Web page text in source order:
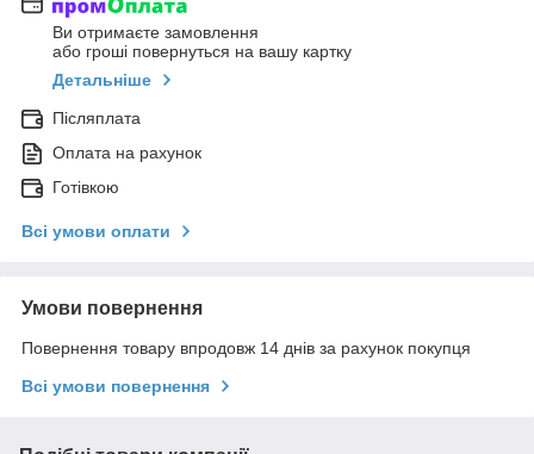
Ви отримаєте замовлення
або гроші повернуться на вашу картку
Детальніше
Післяплата
Оплата на рахунок
Готівкою
Всі умови оплати
Умови повернення
Повернення товару впродовж 14 днів за рахунок покупця
Всі умови повернення